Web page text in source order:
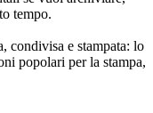
tempo.
condivisa e stampata: lo
popolari per la stampa,